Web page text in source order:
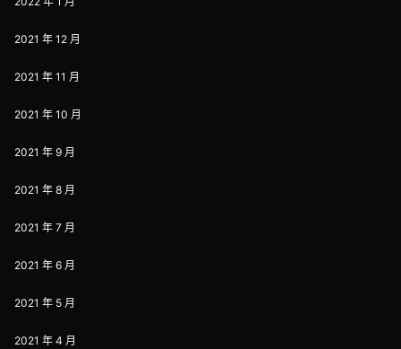
2021 年 12 月
2021 年 11 月
2021 年 10 月
2021 年 9 月
2021 年 8 月
2021 年 7 月
2021 年 6 月
2021 年 5 月
2021 年 4 月